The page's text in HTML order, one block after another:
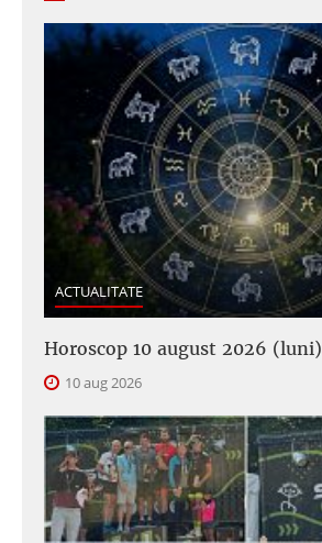
ACTUALITATE
Horoscop 10 august 2026 (luni)
10 aug 2026